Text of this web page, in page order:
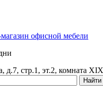
офисной мебели
д.7, стр.1, эт.2, комната